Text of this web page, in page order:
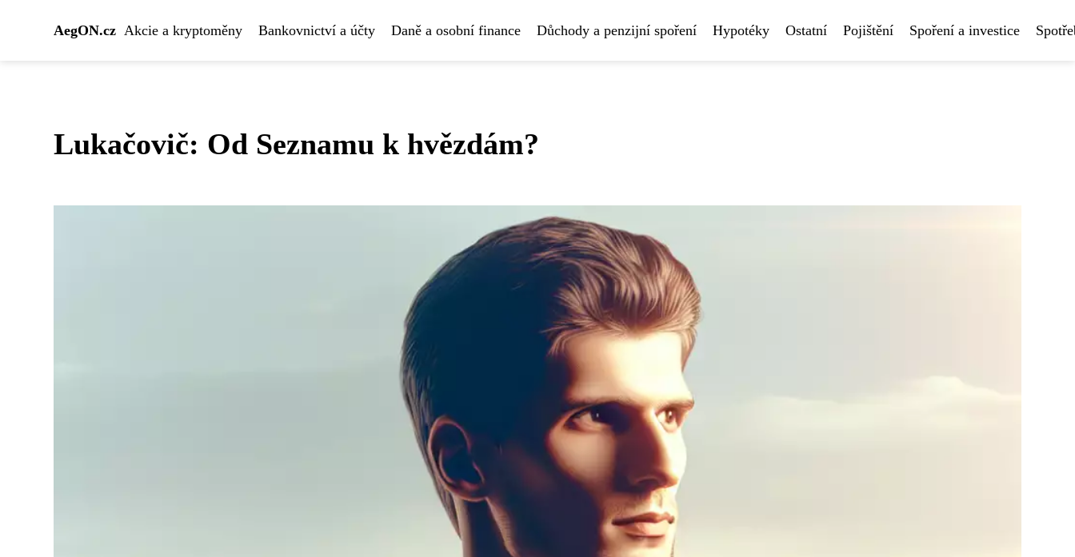
AegON.cz Akcie a kryptoměny Bankovnictví a účty Daně a osobní finance Důchody a penzijní spoření Hypotéky Ostatní Pojištění Spoření a investice
Lukačovič: Od Seznamu k hvězdám?